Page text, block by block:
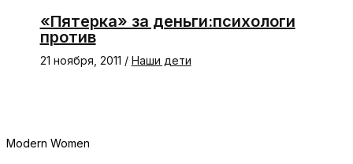
«Пятерка» за деньги:психологи
против
21 ноября, 2011 / Наши дети
Modern Women